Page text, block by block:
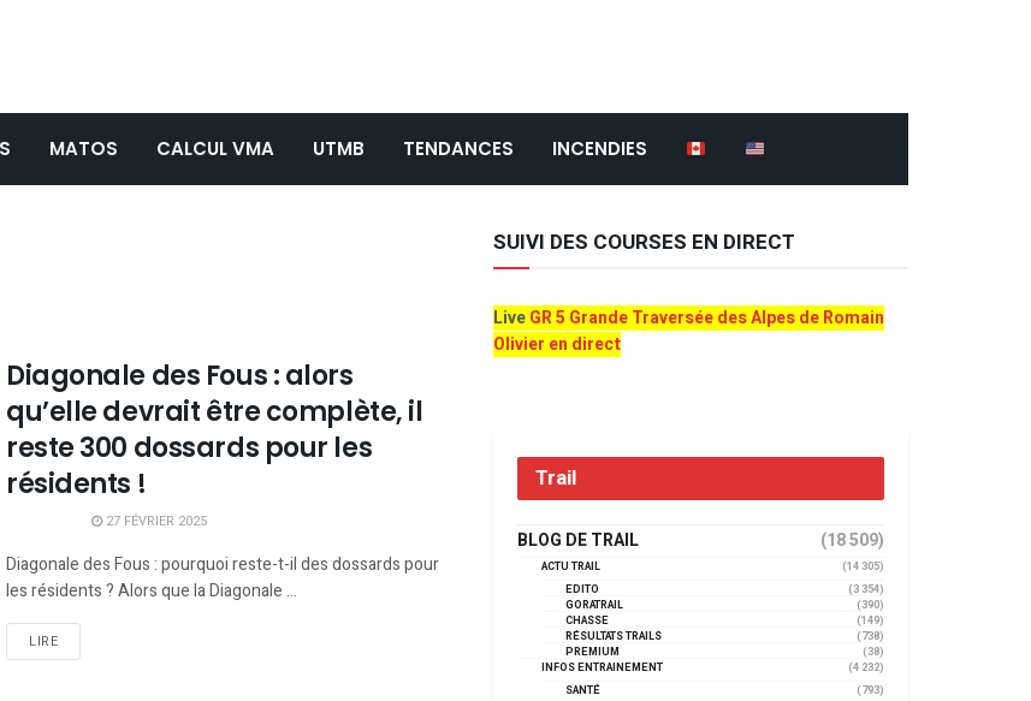
MATOS CALCUL VMA UTMB TENDANCES INCENDIES
Diagonale des Fous : alors
qu’elle devrait être complète, il
reste 300 dossards pour les
résidents !
27 FÉVRIER 2025
Diagonale des Fous : pourquoi reste-t-il des dossards pour
les résidents ? Alors que la Diagonale ...
LIRE
SUIVI DES COURSES EN DIRECT
LiveGR 5 Grande Traversée des Alpes de Romain
Olivier en direct
Trail
BLOG DE TRAIL (18 509)
ACTU TRAIL
(14 305)
EDITO
(3 354)
GORATRAIL
(390)
CHASSE
(149)
RÉSULTATS TRAILS
(738)
PREMIUM
(38)
INFOS ENTRAINEMENT
(4 232)
SANTÉ
(793)